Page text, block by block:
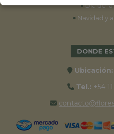
•Día de
• Navidad y
DONDE
Ubicación:
Tel.: +54